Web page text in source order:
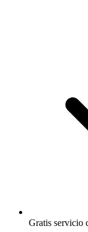
Gratis servicio